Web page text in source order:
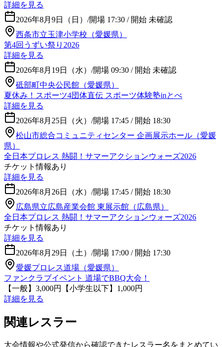
詳細を見る
2026年8月9日（日） /開場 17:30 / 開始 未確認
西条市立玉津小学校（愛媛県）
第4回うずい祭り2026
詳細を見る
2026年8月19日（水） /開場 09:30 / 開始 未確認
砥部町中央公民館（愛媛県）
夏休み！スポーツ4団体直伝 スポーツ体験塾inとべ
詳細を見る
2026年8月25日（火） /開場 17:45 / 開始 18:30
松山市総合コミュニティセンター 企画展示ホール（愛媛
県）
全日本プロレス 熱闘！サマーアクションウォーズ2026
チケット情報あり
詳細を見る
2026年8月26日（水） /開場 17:45 / 開始 18:30
広島県立広島産業会館 東展示館（広島県）
全日本プロレス 熱闘！サマーアクションウォーズ2026
チケット情報あり
詳細を見る
2026年8月29日（土） /開場 17:00 / 開始 17:30
愛媛プロレス道場（愛媛県）
ファンクラブイベント 道場でBBQ大会！
【一般】3,000円【小学生以下】1,000円
詳細を見る
関連レスラー
大会情報や公式発信から確認できたレスラー名をまとめてい